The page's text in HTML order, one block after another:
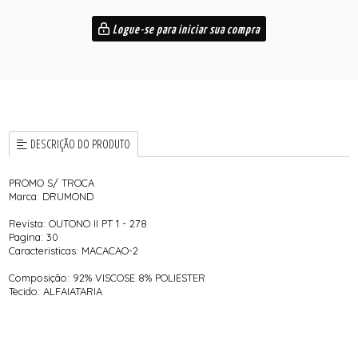
Logue-se para iniciar sua compra
DESCRIÇÃO DO PRODUTO
PROMO S/ TROCA
Marca: DRUMOND
Revista: OUTONO II PT 1 - 278
Pagina: 30
Caracteristicas: MACACAO-2
Composição: 92% VISCOSE 8% POLIESTER
Tecido: ALFAIATARIA